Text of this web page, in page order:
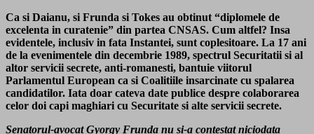
Ca si Daianu, si Frunda si Tokes au obtinut “diplomele de
excelenta in curatenie” din partea CNSAS. Cum altfel? Insa
evidentele, inclusiv in fata Instantei, sunt coplesitoare. La 17 ani
de la evenimentele din decembrie 1989, spectrul Securitatii si al
altor servicii secrete, anti-romanesti, bantuie viitorul
Parlamentul European ca si Coalitiile insarcinate cu spalarea
candidatilor. Iata doar cateva date publice despre colaborarea
celor doi capi maghiari cu Securitate si alte servicii secrete.
Senatorul-avocat Gyorgy Frunda nu si-a contestat niciodata